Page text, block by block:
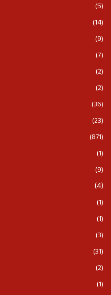
(5)
(14)
(9)
(7)
(2)
(2)
(36)
(23)
(871)
(1)
(9)
(4)
(1)
(1)
(3)
(31)
(2)
(1)